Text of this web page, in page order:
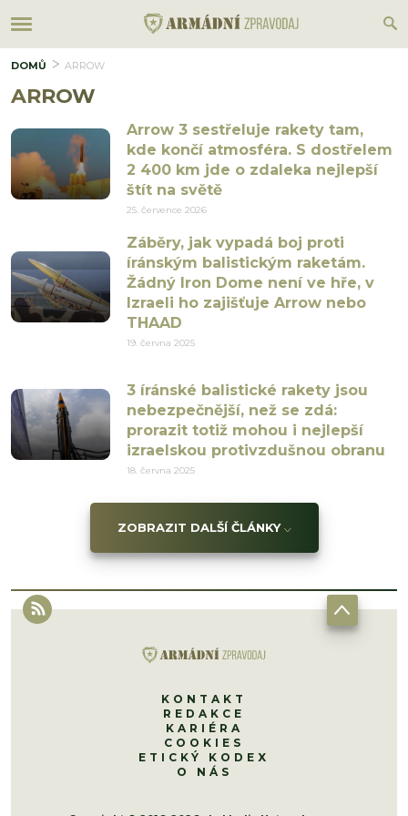
DOMŮ ARROW
ARROW
Arrow 3 sestřeluje rakety tam,
kde končí atmosféra. S dostřelem
2 400 km jde o zdaleka nejlepší
štít na světě
25. července 2026
Záběry, jak vypadá boj proti
íránským balistickým raketám.
Žádný Iron Dome není ve hře, v
Izraeli ho zajišťuje Arrow nebo
THAAD
19. června 2025
3 íránské balistické rakety jsou
nebezpečnější, než se zdá:
prorazit totiž mohou i nejlepší
izraelskou protivzdušnou obranu
18. června 2025
ZOBRAZIT DALŠÍ ČLÁNKY
KONTAKT
REDAKCE
KARIÉRA
COOKIES
ETICKÝ KODEX
O NÁS